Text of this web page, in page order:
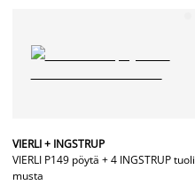
VIERLI + INGSTRUP
VIERLI P149 pöytä + 4 INGSTRUP tuoli
musta